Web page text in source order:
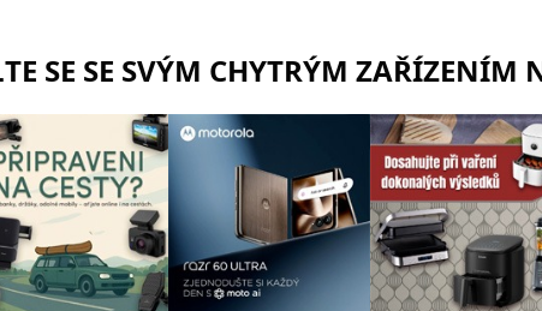
SE SE SVÝM CHYTRÝM